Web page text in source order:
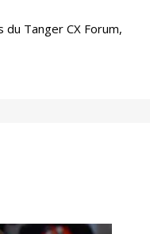
du Tanger CX Forum,